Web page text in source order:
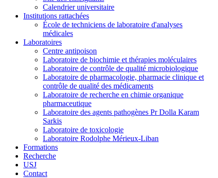
Calendrier universitaire
Institutions rattachées
École de techniciens de laboratoire d'analyses
médicales
Laboratoires
Centre antipoison
Laboratoire de biochimie et thérapies moléculaires
Laboratoire de contrôle de qualité microbiologique
Laboratoire de pharmacologie, pharmacie clinique et
contrôle de qualité des médicaments
Laboratoire de recherche en chimie organique
pharmaceutique
Laboratoire des agents pathogènes Pr Dolla Karam
Sarkis
Laboratoire de toxicologie
Laboratoire Rodolphe Mérieux-Liban
Formations
Recherche
USJ
Contact